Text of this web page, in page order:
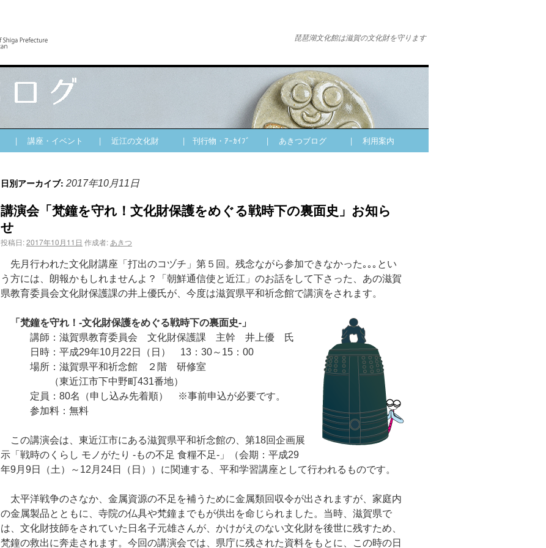
琵琶湖文化館は滋賀の文化財を守ります
| 講座・イベント | 近江の文化財 | 刊行物・ｱｰｶｲﾌﾞ | あきつブログ | 利用案内
日別アーカイブ: 2017年10月11日
講演会「梵鐘を守れ！文化財保護をめぐる戦時下の裏面史」お知ら
せ
投稿日:2017年10月11日 作成者: あきつ
先月行われた文化財講座「打出のコヅチ」第５回。残念ながら参加できなかった｡｡｡とい
う方には、朗報かもしれませんよ？「朝鮮通信使と近江」のお話をして下さった、あの滋賀
県教育委員会文化財保護課の井上優氏が、今度は滋賀県平和祈念館で講演をされます。
「梵鐘を守れ！-文化財保護をめぐる戦時下の裏面史-」
講師：滋賀県教育委員会 文化財保護課 主幹 井上優 氏
日時：平成29年10月22日（日） 13：30～15：00
場所：滋賀県平和祈念館 ２階 研修室
（東近江市下中野町431番地）
定員：80名（申し込み先着順） ※事前申込が必要です。
参加料：無料
この講演会は、東近江市にある滋賀県平和祈念館の、第18回企画展
示「戦時のくらし モノがたり -もの不足 食糧不足-」（会期：平成29
年9月9日（土）～12月24日（日））に関連する、平和学習講座として行われるものです。
太平洋戦争のさなか、金属資源の不足を補うために金属類回収令が出されますが、家庭内
の金属製品とともに、寺院の仏具や梵鐘までもが供出を命じられました。当時、滋賀県で
は、文化財技師をされていた日名子元雄さんが、かけがえのない文化財を後世に残すため、
梵鐘の救出に奔走されます。今回の講演会では、県庁に残された資料をもとに、この時の日